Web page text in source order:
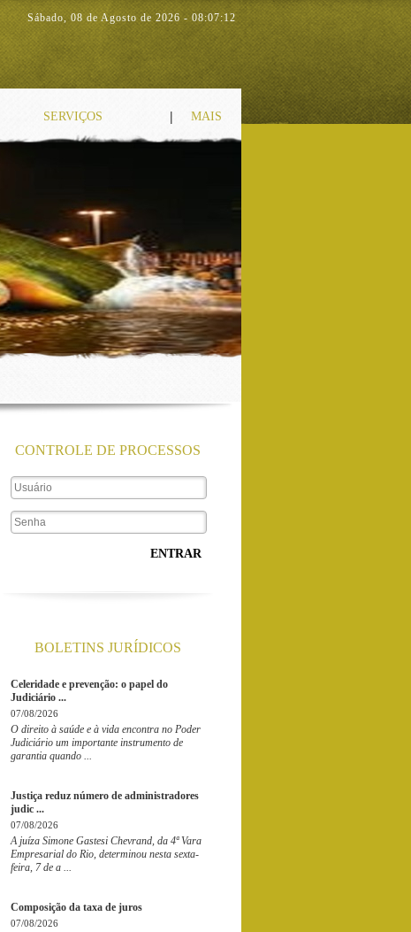
Sábado, 08 de Agosto de 2026 - 08:07:12
SERVIÇOS | MAIS
CONTROLE DE PROCESSOS
ENTRAR
BOLETINS JURÍDICOS
Celeridade e prevenção: o papel do
Judiciário ...
07/08/2026
O direito à saúde e à vida encontra no Poder
Judiciário um importante instrumento de
garantia quando ...
Justiça reduz número de administradores
judic ...
07/08/2026
A juíza Simone Gastesi Chevrand, da 4ª Vara
Empresarial do Rio, determinou nesta sexta-
feira, 7 de a ...
Composição da taxa de juros
07/08/2026